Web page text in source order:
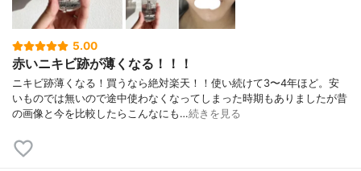
5.00
赤いニキビ跡が薄くなる！！！
ニキビ跡薄くなる！買うなら絶対楽天！！使い続けて3〜4年ほど。安
いものでは無いので途中使わなくなってしまった時期もありましたが昔
の画像と今を比較したらこんなにも…続きを見る